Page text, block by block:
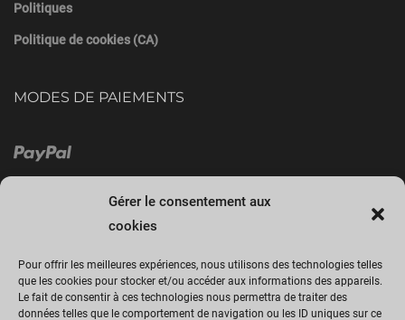
Gérer le consentement aux
cookies
Pour offrir les meilleures expériences, nous utilisons des technologies telles
que les cookies pour stocker et/ou accéder aux informations des appareils.
Le fait de consentir à ces technologies nous permettra de traiter des
données telles que le comportement de navigation ou les ID uniques sur ce
Politiques
Politique de cookies (CA)
MODES DE PAIEMENTS
Cliquez sur « J’accepte » pour activer